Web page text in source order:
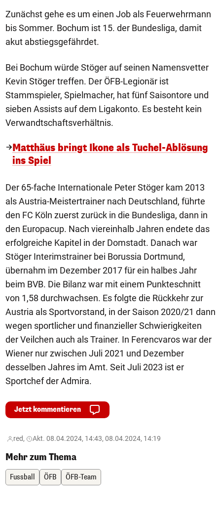
Zunächst gehe es um einen Job als Feuerwehrmann
bis Sommer. Bochum ist 15. der Bundesliga, damit
akut abstiegsgefährdet.
Bei Bochum würde Stöger auf seinen Namensvetter
Kevin Stöger treffen. Der ÖFB-Legionär ist
Stammspieler, Spielmacher, hat fünf Saisontore und
sieben Assists auf dem Ligakonto. Es besteht kein
Verwandtschaftsverhältnis.
Matthäus bringt Ikone als Tuchel-Ablösung
ins Spiel
Der 65-fache Internationale Peter Stöger kam 2013
als Austria-Meistertrainer nach Deutschland, führte
den FC Köln zuerst zurück in die Bundesliga, dann in
den Europacup. Nach viereinhalb Jahren endete das
erfolgreiche Kapitel in der Domstadt. Danach war
Stöger Interimstrainer bei Borussia Dortmund,
übernahm im Dezember 2017 für ein halbes Jahr
beim BVB. Die Bilanz war mit einem Punkteschnitt
von 1,58 durchwachsen. Es folgte die Rückkehr zur
Austria als Sportvorstand, in der Saison 2020/21 dann
wegen sportlicher und finanzieller Schwierigkeiten
der Veilchen auch als Trainer. In Ferencvaros war der
Wiener nur zwischen Juli 2021 und Dezember
desselben Jahres im Amt. Seit Juli 2023 ist er
Sportchef der Admira.
Jetzt kommentieren
red, Akt. 08.04.2024, 14:43, 08.04.2024, 14:19
Mehr zum Thema
Fussball ÖFB ÖFB-Team